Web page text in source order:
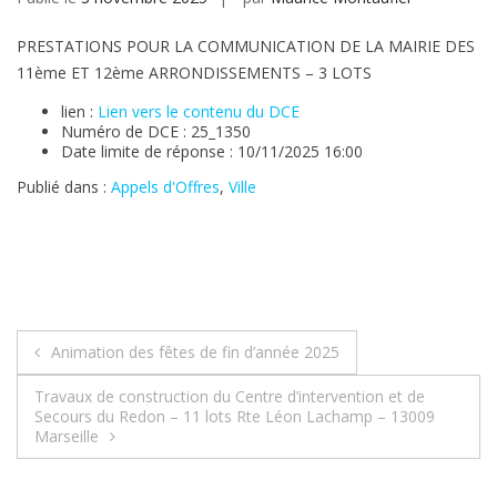
PRESTATIONS POUR LA COMMUNICATION DE LA MAIRIE DES
11ème ET 12ème ARRONDISSEMENTS – 3 LOTS
lien : Lien vers le contenu du DCE
Numéro de DCE : 25_1350
Date limite de réponse : 10/11/2025 16:00
Publié dans : Appels d'Offres, Ville
Navigation
de
l’article
Animation des fêtes de fin d’année 2025
Travaux de construction du Centre d’intervention et de
Secours du Redon – 11 lots Rte Léon Lachamp – 13009
Marseille